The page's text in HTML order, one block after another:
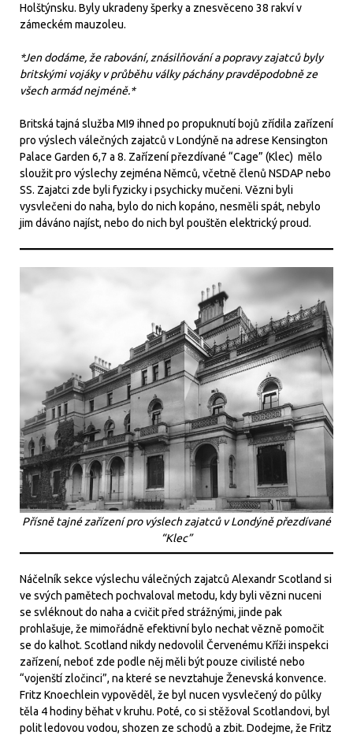
Holštýnsku. Byly ukradeny šperky a znesvěceno 38 rakví v
zámeckém mauzoleu.
*Jen dodáme, že rabování, znásilňování a popravy zajatců byly
britskými vojáky v průběhu války páchány pravděpodobně ze
všech armád nejméně.*
Britská tajná služba MI9 ihned po propuknutí bojů zřídila zařízení
pro výslech válečných zajatců v Londýně na adrese Kensington
Palace Garden 6,7 a 8. Zařízení přezdívané “Cage” (Klec) mělo
sloužit pro výslechy zejména Němců, včetně členů NSDAP nebo
SS. Zajatci zde byli fyzicky i psychicky mučeni. Vězni byli
vysvlečeni do naha, bylo do nich kopáno, nesměli spát, nebylo
jim dáváno najíst, nebo do nich byl pouštěn elektrický proud.
Přísně tajné zařízení pro výslech zajatců v Londýně přezdívané
“Klec”
Náčelník sekce výslechu válečných zajatců Alexandr Scotland si
ve svých pamětech pochvaloval metodu, kdy byli vězni nuceni
se svléknout do naha a cvičit před strážnými, jinde pak
prohlašuje, že mimořádně efektivní bylo nechat vězně pomočit
se do kalhot. Scotland nikdy nedovolil Červenému Kříži inspekci
zařízení, neboť zde podle něj měli být pouze civilisté nebo
“vojenští zločinci”, na které se nevztahuje Ženevská konvence.
Fritz Knoechlein vypověděl, že byl nucen vysvlečený do půlky
těla 4 hodiny běhat v kruhu. Poté, co si stěžoval Scotlandovi, byl
polit ledovou vodou, shozen ze schodů a zbit. Dodejme, že Fritz